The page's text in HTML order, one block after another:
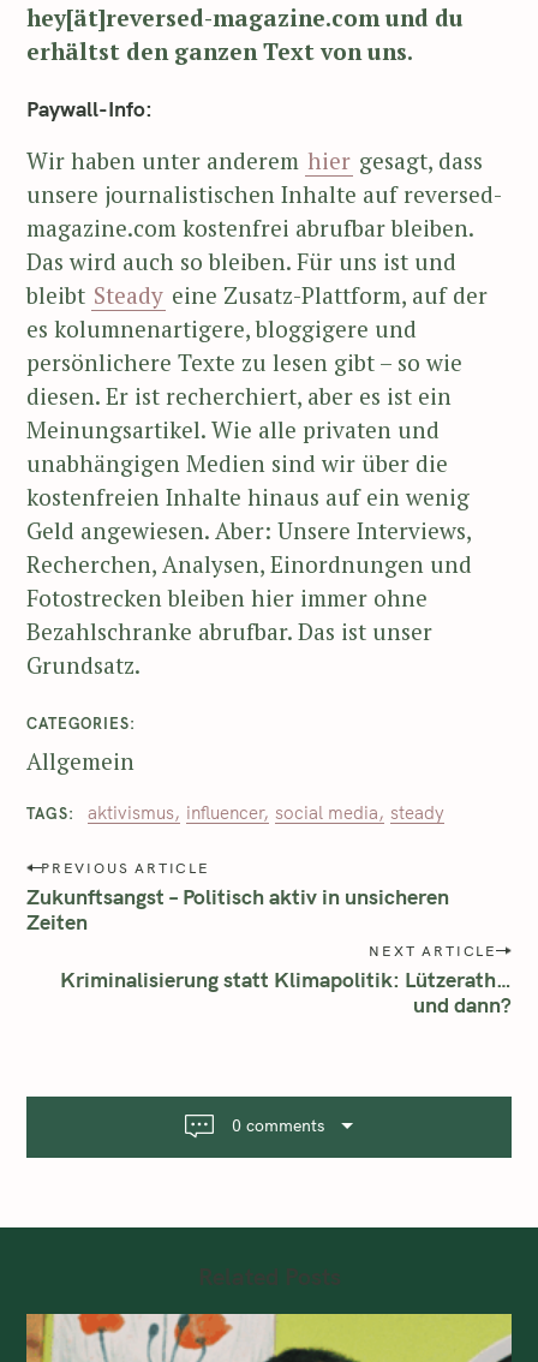
hey[ät]reversed-magazine.com und du
erhältst den ganzen Text von uns.
Paywall-Info:
Wir haben unter anderem hier gesagt, dass
unsere journalistischen Inhalte auf reversed-
magazine.com kostenfrei abrufbar bleiben.
Das wird auch so bleiben. Für uns ist und
bleibt Steady eine Zusatz-Plattform, auf der
es kolumnenartigere, bloggigere und
persönlichere Texte zu lesen gibt – so wie
diesen. Er ist recherchiert, aber es ist ein
Meinungsartikel. Wie alle privaten und
unabhängigen Medien sind wir über die
kostenfreien Inhalte hinaus auf ein wenig
Geld angewiesen. Aber: Unsere Interviews,
Recherchen, Analysen, Einordnungen und
Fotostrecken bleiben hier immer ohne
Bezahlschranke abrufbar. Das ist unser
Grundsatz.
CATEGORIES
Allgemein
TAGS aktivismus influencer social media steady
PREVIOUS ARTICLE
Zukunftsangst – Politisch aktiv in unsicheren
Zeiten
NEXT ARTICLE
Kriminalisierung statt Klimapolitik: Lützerath…
und dann?
0 comments
Related Posts